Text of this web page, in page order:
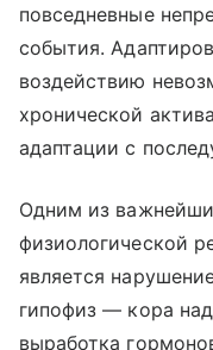
повседневные
события.
воздействию
хронической
адаптации с
Одним из
физиологической
является
гипофиз — кора
выработка